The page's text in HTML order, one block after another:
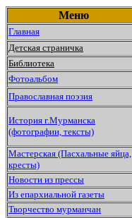
Меню
Главная
Детская страничка
Библиотека
Фотоальбом
Православная поэзия
История г.Мурманска
(фотографии, тексты)
Мастерская (Пасхальные яйца,
кресты)
Новости из прессы
Из епархиальной газеты
Творчество мурманчан